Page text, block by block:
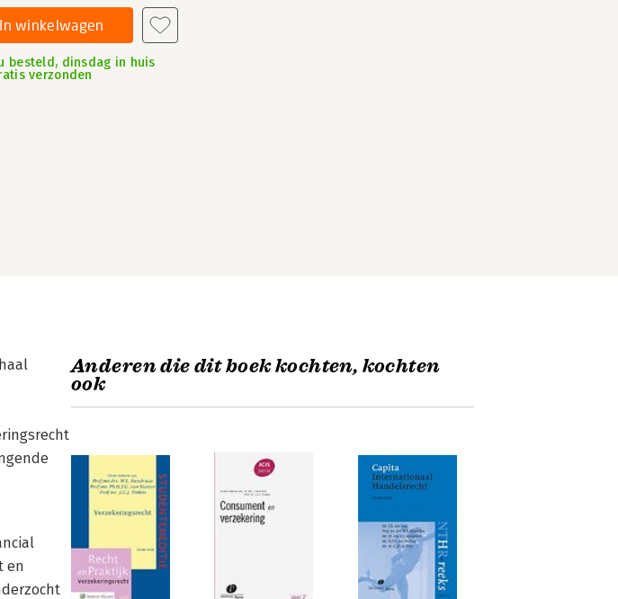
In winkelwagen
besteld, dinsdag in huis
verzonden
en
Anderen die dit boek kochten, kochten
ook